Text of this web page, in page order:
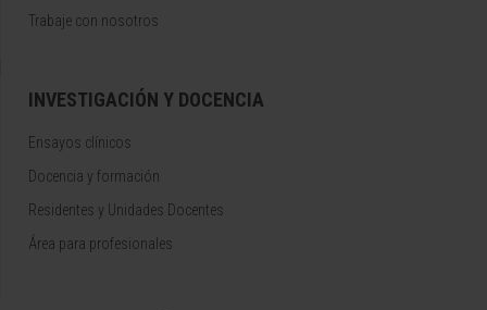
Trabaje con nosotros
INVESTIGACIÓN Y DOCENCIA
Ensayos clínicos
Docencia y formación
Residentes y Unidades Docentes
Área para profesionales